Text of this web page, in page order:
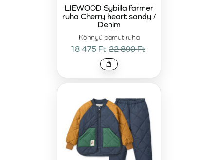
Könnyű pamut ruha
LIEWOOD Sybilla farmer
ruha Cherry heart sandy /
Denim
18 475 Ft 22 800 Ft